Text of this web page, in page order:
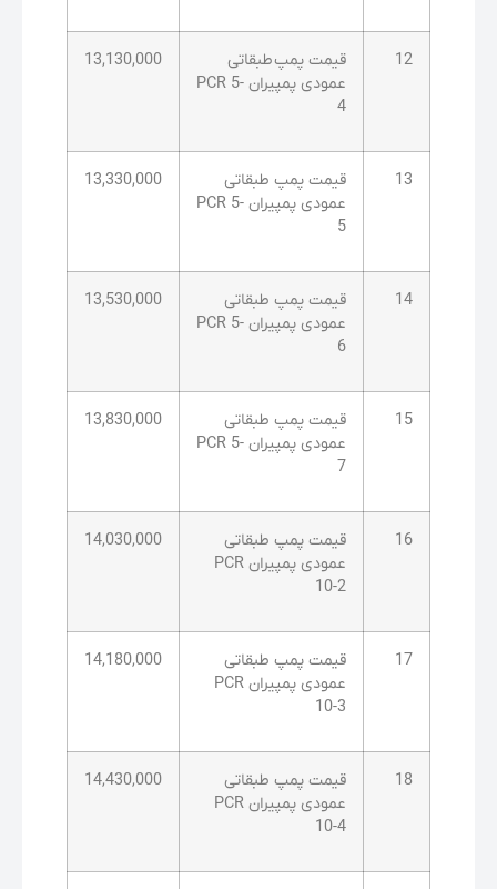
12
قیمت پمپ طبقاتی
عمودی پمپیران PCR 5-
4
13,130,000
13
قیمت پمپ طبقاتی
عمودی پمپیران PCR 5-
5
13,330,000
14
قیمت پمپ طبقاتی
عمودی پمپیران PCR 5-
6
13,530,000
15
قیمت پمپ طبقاتی
عمودی پمپیران PCR 5-
7
13,830,000
16
قیمت پمپ طبقاتی
عمودی پمپیران PCR
10-2
14,030,000
17
قیمت پمپ طبقاتی
عمودی پمپیران PCR
10-3
14,180,000
18
قیمت پمپ طبقاتی
عمودی پمپیران PCR
10-4
14,430,000